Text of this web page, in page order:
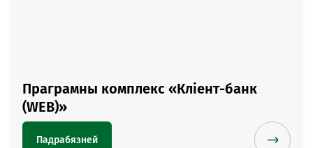
Праграмны комплекс «Кліент-банк
(WEB)»
Падрабязней